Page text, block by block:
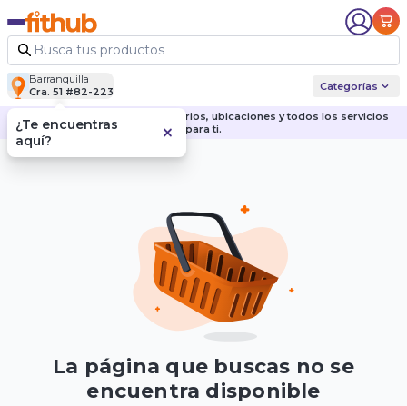
Barranquilla
Cra. 51 #82-223
Categorías
Descubre nuestras sedes, horarios, ubicaciones y todos los servicios
para ti.
La página que buscas no se
encuentra disponible
¿Te encuentras
aquí?